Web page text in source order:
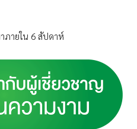
ภายใน 6 สัปดาห์